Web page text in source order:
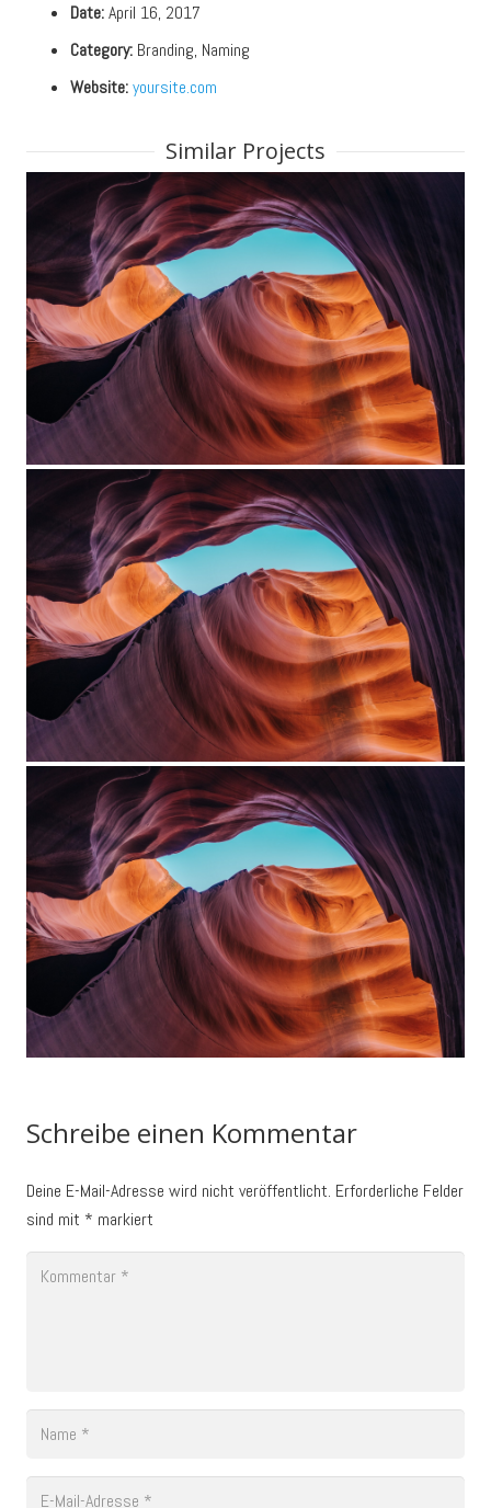
Date:April 16, 2017
Category: Branding, Naming
Website:yoursite.com
Similar Projects
Custom Project Link openning in
a new tab
Project Example 4 – YouTube
Schreibe einen Kommentar
Deine E-Mail-Adresse wird nicht veröffentlicht. Erforderliche Felder
sind mit * markiert